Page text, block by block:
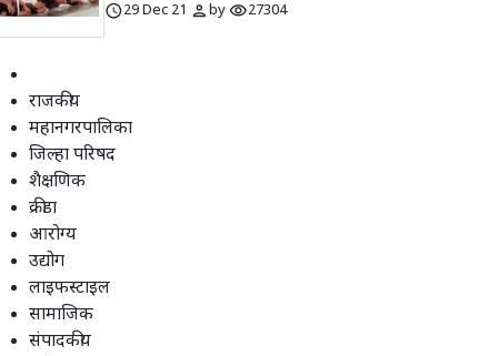
schedule29 Dec 21 personbyvisibility27304
राजकीय
महानगरपालिका
जिल्हा परिषद
शैक्षणिक
क्रीडा
आरोग्य
उद्योग
लाइफस्टाइल
सामाजिक
संपादकीय